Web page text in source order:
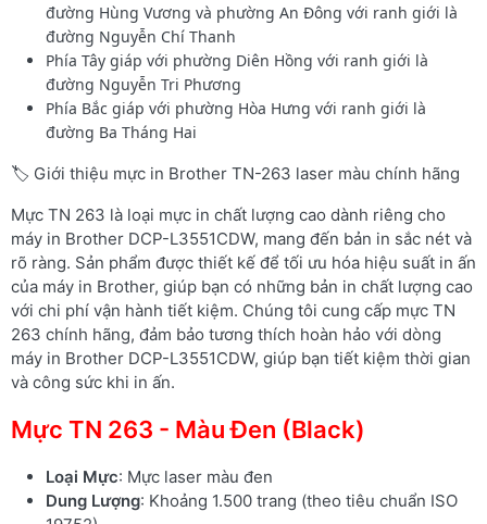
đường Hùng Vương và phường An Đông với ranh giới là
đường Nguyễn Chí Thanh
Phía Tây giáp với phường Diên Hồng với ranh giới là
đường Nguyễn Tri Phương
Phía Bắc giáp với phường Hòa Hưng với ranh giới là
đường Ba Tháng Hai
🏷️ Giới thiệu mực in Brother TN-263 laser màu chính hãng
Mực TN 263 là loại mực in chất lượng cao dành riêng cho
máy in Brother DCP-L3551CDW, mang đến bản in sắc nét và
rõ ràng. Sản phẩm được thiết kế để tối ưu hóa hiệu suất in ấn
của máy in Brother, giúp bạn có những bản in chất lượng cao
với chi phí vận hành tiết kiệm. Chúng tôi cung cấp mực TN
263 chính hãng, đảm bảo tương thích hoàn hảo với dòng
máy in Brother DCP-L3551CDW, giúp bạn tiết kiệm thời gian
và công sức khi in ấn.
Mực TN 263 - Màu Đen (Black)
Loại Mực: Mực laser màu đen
Dung Lượng: Khoảng 1.500 trang (theo tiêu chuẩn ISO